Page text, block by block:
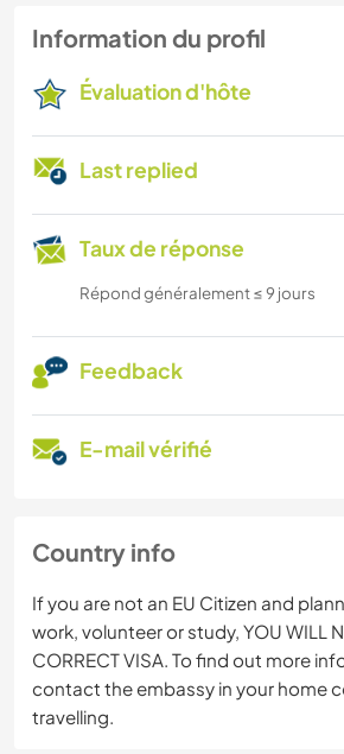
Information du profil
Évaluation d'hôte
Last replied
Taux de réponse
Répond généralement ≤ 9 jours
Feedback
E-mail vérifié
Country info
If you are not an EU Citizen and
work, volunteer or study, YOU WILL
CORRECT VISA. To find out more
contact the embassy in your home
travelling.